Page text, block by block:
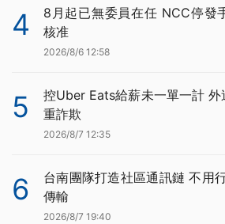
4
8月起已無委員在任 NCC停發
核准
2026/8/6 12:58
5
控Uber Eats給薪未一單一計 外
重詐欺
2026/8/7 12:35
6
台南團隊打造社區通訊鏈 不用
傳輸
2026/8/7 19:40